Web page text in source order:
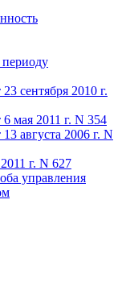
2010 г.
2011 г. N 354
2006 г. N
г. N 627
управления